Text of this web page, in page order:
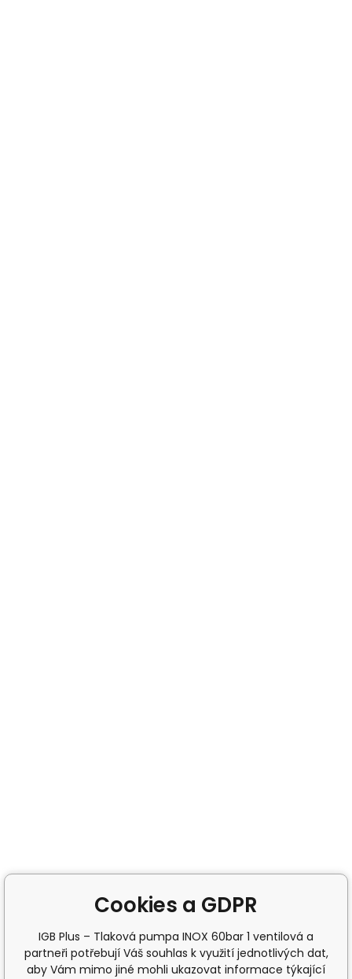
Cookies a GDPR
IGB Plus – Tlaková pumpa INOX 60bar 1 ventilová a
partneři potřebují Váš souhlas k využití jednotlivých dat,
aby Vám mimo jiné mohli ukazovat informace týkající